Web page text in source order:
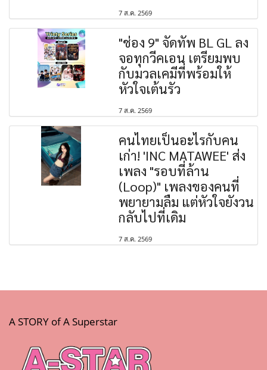
7 ส.ค. 2569
"ช่อง 9" จัดทัพ BL GL ลง
จอทุกวีคเอน เตรียมพบ
กับมวลเคมีที่พร้อมให้
หัวใจเต้นรัว
7 ส.ค. 2569
คนไทยเป็นอะไรกับคน
เก่า! 'INC MATAWEE' ส่ง
เพลง "รอบที่ล้าน
(Loop)" เพลงของคนที่
พยายามลืม แต่หัวใจยังวน
กลับไปที่เดิม
7 ส.ค. 2569
A STORY of A Superstar